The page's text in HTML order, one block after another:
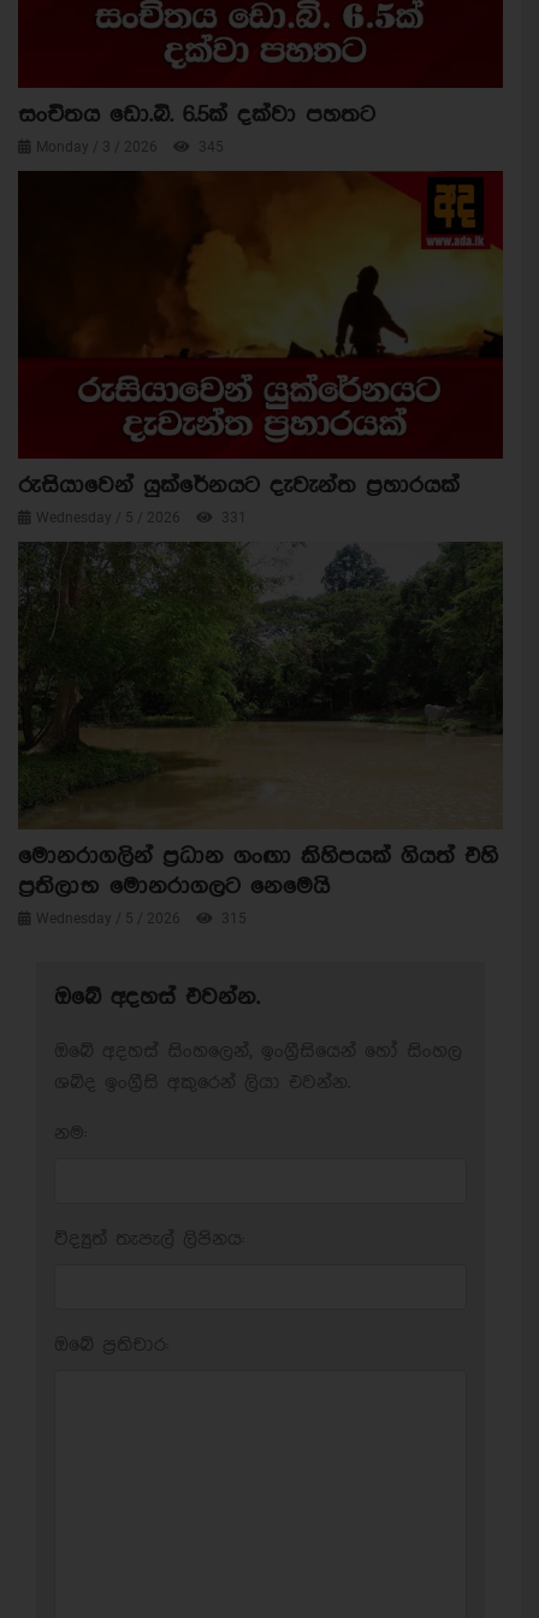
සංචිතය ඩො.බි. 6.5ක් දක්වා පහතට
Monday / 3 / 2026 345
රුසියාවෙන් යුක්රේනයට දැවැන්ත ප්‍රහාරයක්
Wednesday / 5 / 2026 331
මොනරාගලින් ප්‍රධාන ගංඟා කිහිපයක් ගියත් එහි
ප්‍රතිලාභ මොනරාගලට නෙමෙයි
Wednesday / 5 / 2026 315
ඔබේ අදහස් එවන්න.